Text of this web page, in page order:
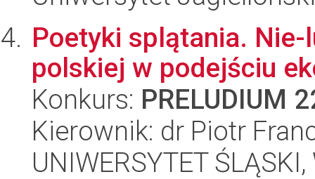
Poetyki splątania.
polskiej w podejściu
Konkurs: PRELUDIUM
Kierownik: dr Piotr
UNIWERSYTET